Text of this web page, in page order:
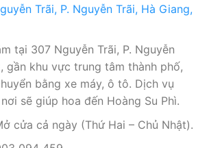
Trãi, P. Nguyễn Trãi, Hà Giang,
tại 307 Nguyễn Trãi, P. Nguyễn
gần khu vực trung tâm thành phố,
bằng xe máy, ô tô. Dịch vụ
sẽ giúp hoa đến Hoàng Su Phì.
cửa cả ngày (Thứ Hai – Chủ Nhật).